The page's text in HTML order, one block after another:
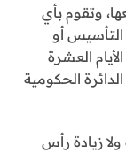
وتقوم بأي
أو
العشرة
الحكومية
زيادة رأس